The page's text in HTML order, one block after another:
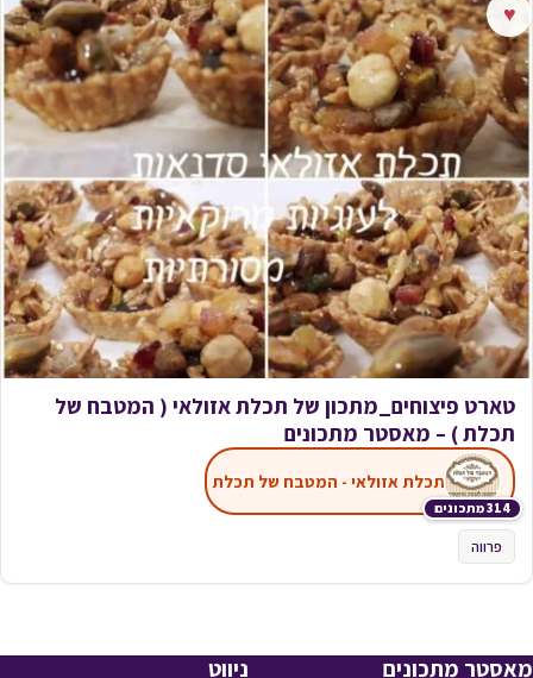
♥
טארט פיצוחים_מתכון של תכלת אזולאי ( המטבח של
תכלת ) – מאסטר מתכונים
314 מתכונים
תכלת אזולאי - המטבח של תכלת
פרווה
מאסטר מתכונים ניווט